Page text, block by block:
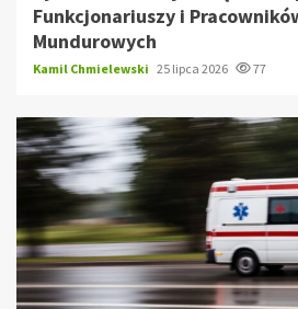
Funkcjonariuszy i
Mundurowych
Kamil Chmielewski 25 lipca 2026 77